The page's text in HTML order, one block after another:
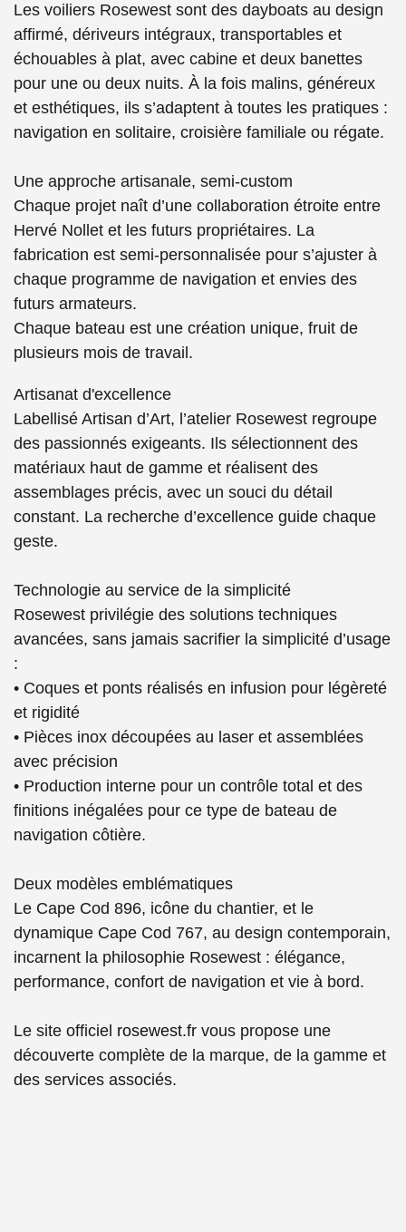
Les voiliers Rosewest sont des dayboats au design
affirmé, dériveurs intégraux, transportables et
échouables à plat, avec cabine et deux banettes
pour une ou deux nuits. À la fois malins, généreux
et esthétiques, ils s’adaptent à toutes les pratiques :
navigation en solitaire, croisière familiale ou régate.
Une approche artisanale, semi-custom
Chaque projet naît d’une collaboration étroite entre
Hervé Nollet et les futurs propriétaires. La
fabrication est semi-personnalisée pour s’ajuster à
chaque programme de navigation et envies des
futurs armateurs.
Chaque bateau est une création unique, fruit de
plusieurs mois de travail.
Artisanat d'excellence
Labellisé Artisan d’Art, l’atelier Rosewest regroupe
des passionnés exigeants. Ils sélectionnent des
matériaux haut de gamme et réalisent des
assemblages précis, avec un souci du détail
constant. La recherche d’excellence guide chaque
geste.
Technologie au service de la simplicité
Rosewest privilégie des solutions techniques
avancées, sans jamais sacrifier la simplicité d’usage
:
• Coques et ponts réalisés en infusion pour légèreté
et rigidité
• Pièces inox découpées au laser et assemblées
avec précision
• Production interne pour un contrôle total et des
finitions inégalées pour ce type de bateau de
navigation côtière.
Deux modèles emblématiques
Le Cape Cod 896, icône du chantier, et le
dynamique Cape Cod 767, au design contemporain,
incarnent la philosophie Rosewest : élégance,
performance, confort de navigation et vie à bord.
Le site officiel rosewest.fr vous propose une
découverte complète de la marque, de la gamme et
des services associés.